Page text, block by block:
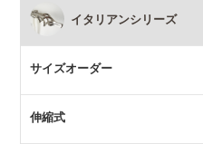
イタリアンシリーズ
サイズオーダー
伸縮式